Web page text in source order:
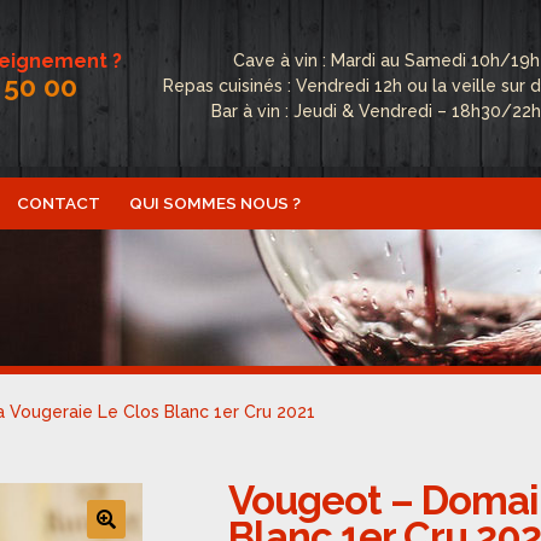
?
00
Cave à vin : Mardi au Samedi 10h/19h
Repas cuisinés : Vendredi 12h ou la veille sur
Bar à vin : Jeudi & Vendredi – 18h30/
CONTACT QUI SOMMES NOUS ?
Conditions Générales de Vente
Politique de cookies (UE) Qui sommes nous ?
Le Clos Blanc 1er Cru 2021
Vougeot –